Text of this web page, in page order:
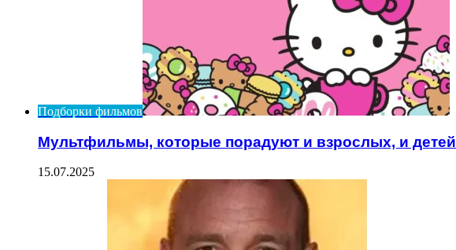
Подборки фильмов
Мультфильмы, которые порадуют и взрослых, и детей
15.07.2025